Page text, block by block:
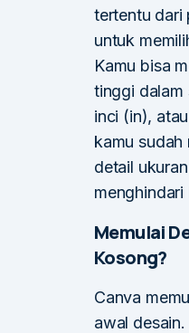
tertentu dari
untuk
Kamu bisa
tinggi dalam
inci (in),
kamu sudah
detail
menghindari
Memulai
Kosong?
Canva
awal desain.